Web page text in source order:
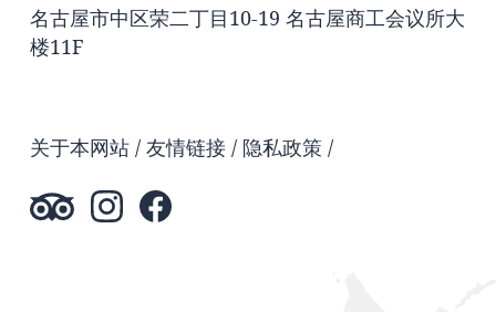
名古屋市中区荣二丁目10-19 名古屋商工会议所大
楼11F
关于本网站 友情链接 隐私政策